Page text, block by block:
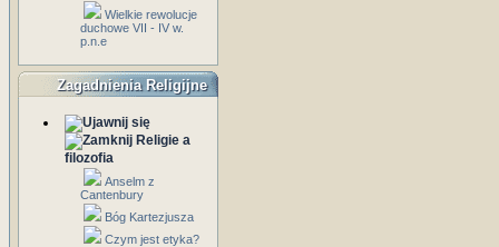
Wielkie rewolucje
duchowe VII - IV w.
p.n.e
Zagadnienia Religijne
Religie a
filozofia
Anselm z
Cantenbury
Bóg Kartezjusza
Czym jest etyka?